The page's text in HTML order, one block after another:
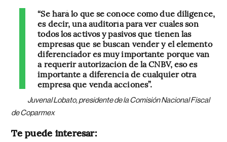
“Se hará lo que se conoce como due diligence,
es decir, una auditoría para ver cuáles son
todos los activos y pasivos que tienen las
empresas que se buscan vender y el elemento
diferenciador es muy importante porque van
a requerir autorización de la CNBV, eso es
importante a diferencia de cualquier otra
empresa que venda acciones”.
Juvenal Lobato, presidente de la Comisión Nacional Fiscal
de Coparmex
Te puede interesar: